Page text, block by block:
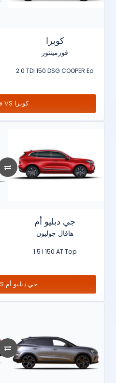
كوبرا
فورمينتور
2.0 TDI 150 DSG COOPER Ed
فولفو VS كوبرا
جي دبليو أم
هافال جوليون
1.5 l 150 AT Top
شيري VS جي دبليو أم